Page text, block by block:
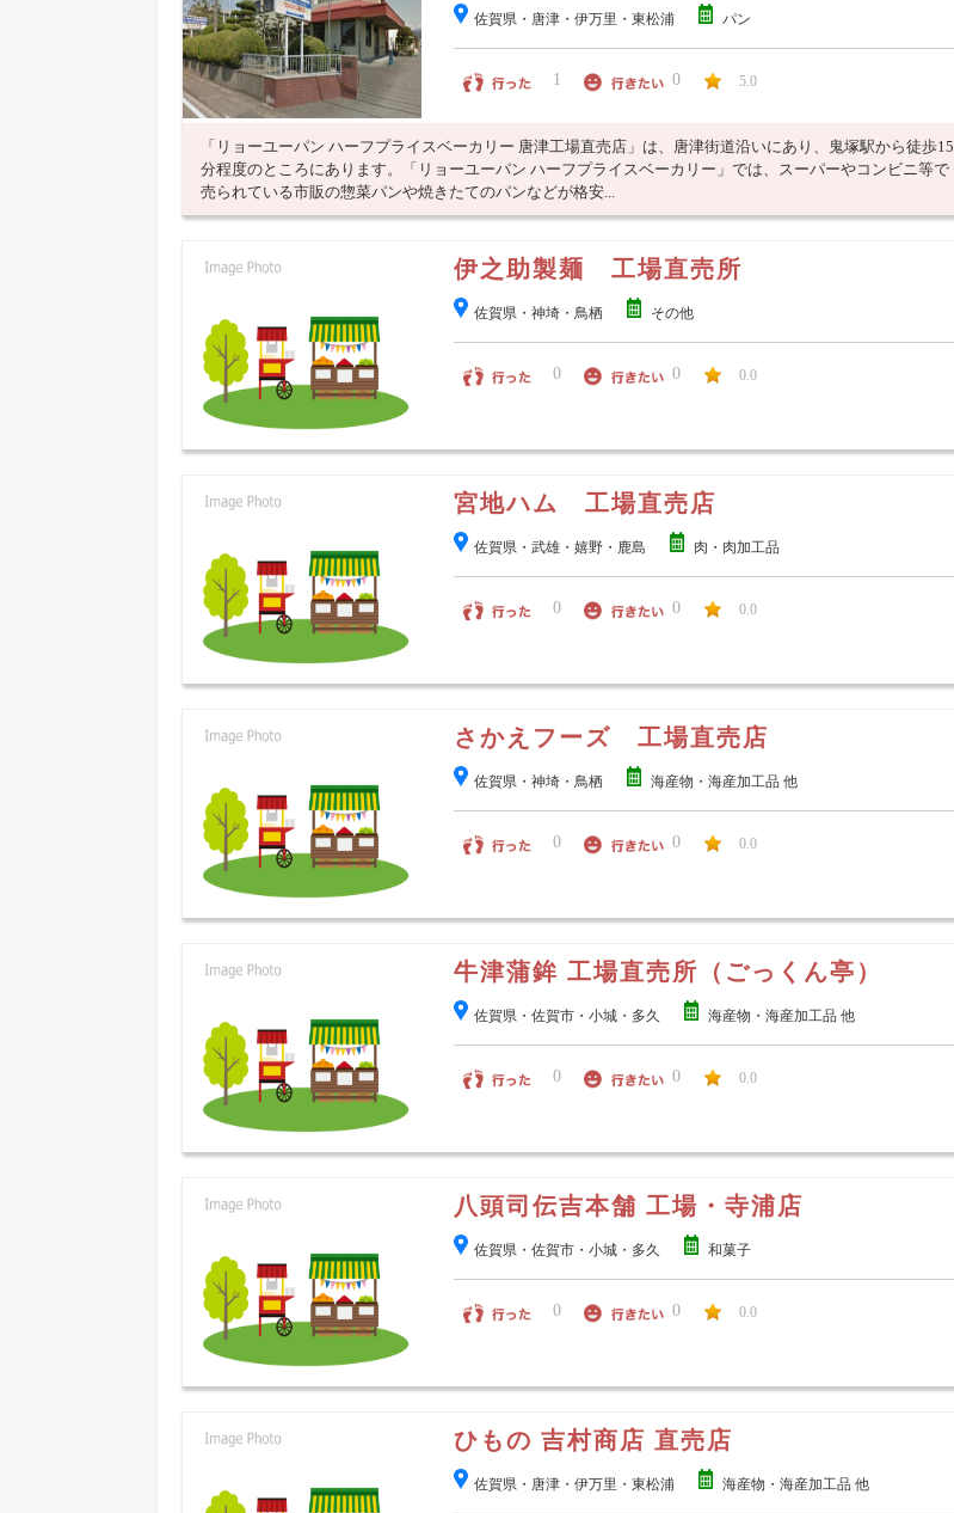
佐賀県・唐津・伊万里・東松浦 パン
1 0 5.0
「リョーユーパン ハーフプライスベーカリー 唐津工場直売店」は、唐津街道沿いにあり、鬼塚駅から徒歩15
分程度のところにあります。「リョーユーパン ハーフプライスベーカリー」では、スーパーやコンビニ等で
売られている市販の惣菜パンや焼きたてのパンなどが格安...
伊之助製麺 工場直売所
佐賀県・神埼・鳥栖 その他
0 0 0.0
宮地ハム 工場直売店
佐賀県・武雄・嬉野・鹿島 肉・肉加工品
0 0 0.0
さかえフーズ 工場直売店
佐賀県・神埼・鳥栖 海産物・海産加工品 他
0 0 0.0
牛津蒲鉾 工場直売所（ごっくん亭）
佐賀県・佐賀市・小城・多久 海産物・海産加工品 他
0 0 0.0
八頭司伝吉本舗 工場・寺浦店
佐賀県・佐賀市・小城・多久 和菓子
0 0 0.0
ひもの 吉村商店 直売店
佐賀県・唐津・伊万里・東松浦 海産物・海産加工品 他